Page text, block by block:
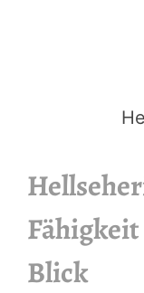
Blick